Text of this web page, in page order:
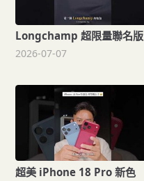
Longchamp 超限量聯名版
2026-07-07
超美 iPhone 18 Pro 新色